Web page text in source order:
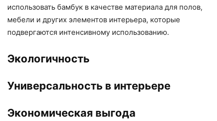
использовать бамбук в качестве материала для полов,
мебели и других элементов интерьера, которые
подвергаются интенсивному использованию.
Экологичность
Универсальность в интерьере
Экономическая выгода